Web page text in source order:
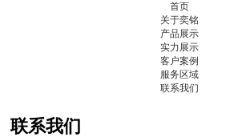
首页
关于奕铭
产品展示
实力展示
客户案例
服务区域
联系我们
联系我们